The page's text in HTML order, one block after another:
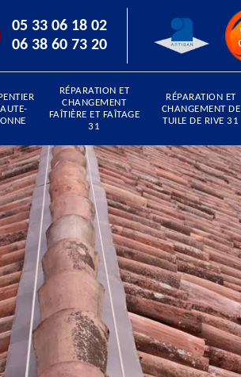
05 33 06 18 02
06 38 60 73 20
RÉPARATION ET
CHANGEMENT
FAÎTIÈRE ET FAÎTAGE
31
RÉPARATION ET
CHANGEMENT DE
TUILE DE RIVE 31